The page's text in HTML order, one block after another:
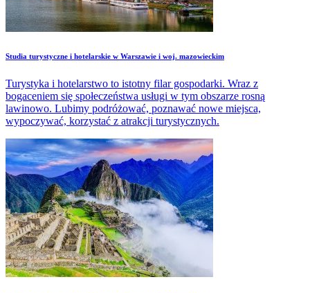
Studia turystyczne i hotelarskie w Warszawie i woj. mazowieckim
Turystyka i hotelarstwo to istotny filar gospodarki. Wraz z
bogaceniem się społeczeństwa usługi w tym obszarze rosną
lawinowo. Lubimy podróżować, poznawać nowe miejsca,
wypoczywać, korzystać z atrakcji turystycznych.